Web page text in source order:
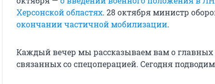
Херсонской областях. 28 октября министр
окончании частичной мобилизации.
Каждый вечер мы рассказываем вам о
связанных со спецоперацией. Сегодня подводим